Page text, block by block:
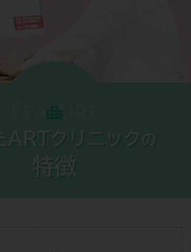
ARTクリニック の
特徴
Feature